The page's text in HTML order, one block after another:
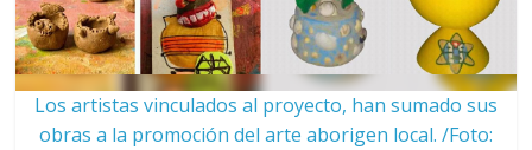
Los artistas vinculados al proyecto, han sumado sus
obras a la promoción del arte aborigen local. /Foto: